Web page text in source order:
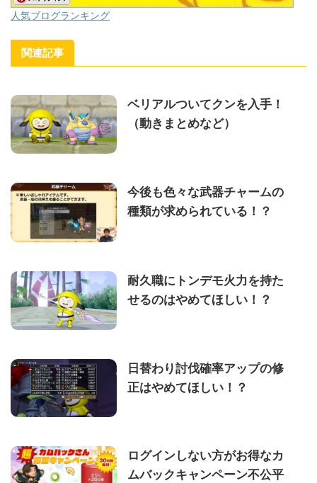
人気ブログランキング
関連記事
ベリアルついてクンを入手！
（動きまとめなど）
今後も色々な武器チャームの
種類が求められている！？
耐久職にトンデモ火力を持た
せるのはやめてほしい！？
日替わり討伐確率アップの修
正はやめてほしい！？
ログインしない方がお得なカ
ムバックキャンペーン不公平